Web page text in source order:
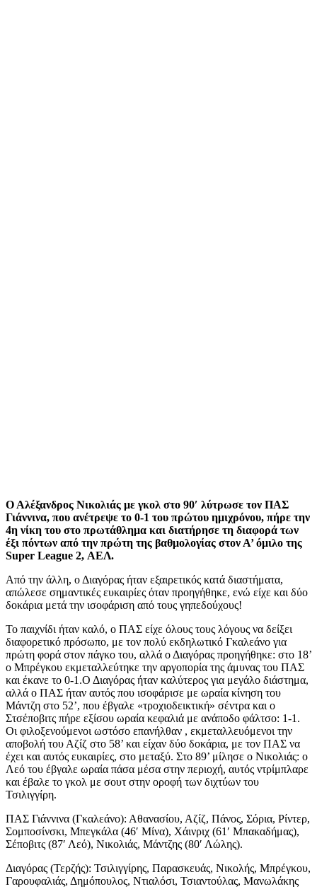
Ο Αλέξανδρος Νικολιάς με γκολ στο 90′ λύτρωσε τον ΠΑΣ
Γιάννινα, που ανέτρεψε το 0-1 του πρώτου ημιχρόνου, πήρε την
4η νίκη του στο πρωτάθλημα και διατήρησε τη διαφορά των
έξι πόντων από την πρώτη της βαθμολογίας στον Α’ όμιλο της
Super League 2, ΑΕΛ.
Από την άλλη, ο Διαγόρας ήταν εξαιρετικός κατά διαστήματα,
απώλεσε σημαντικές ευκαιρίες όταν προηγήθηκε, ενώ είχε και δύο
δοκάρια μετά την ισοφάριση από τους γηπεδούχους!
Το παιχνίδι ήταν καλό, ο ΠΑΣ είχε όλους τους λόγους να δείξει
διαφορετικό πρόσωπο, με τον πολύ εκδηλωτικό Γκαλεάνο για
πρώτη φορά στον πάγκο του, αλλά ο Διαγόρας προηγήθηκε: στο 18’
ο Μπρέγκου εκμεταλλεύτηκε την αργοπορία της άμυνας του ΠΑΣ
και έκανε το 0-1.Ο Διαγόρας ήταν καλύτερος για μεγάλο διάστημα,
αλλά ο ΠΑΣ ήταν αυτός που ισοφάρισε με ωραία κίνηση του
Μάντζη στο 52’, που έβγαλε «τροχιοδεικτική» σέντρα και ο
Στσέποβιτς πήρε εξίσου ωραία κεφαλιά με ανάποδο φάλτσο: 1-1.
Οι φιλοξενούμενοι ωστόσο επανήλθαν , εκμεταλλευόμενοι την
αποβολή του Αζίζ στο 58’ και είχαν δύο δοκάρια, με τον ΠΑΣ να
έχει και αυτός ευκαιρίες, στο μεταξύ. Στο 89’ μίλησε ο Νικολιάς: ο
Λεό του έβγαλε ωραία πάσα μέσα στην περιοχή, αυτός ντρίμπλαρε
και έβαλε το γκολ με σουτ στην οροφή των διχτύων του
Τσιλιγγίρη.
ΠΑΣ Γιάννινα (Γκαλεάνο): Αθανασίου, Αζίζ, Πάνος, Σόρια, Ρίντερ,
Σομποσίνσκι, Μπεγκάλα (46′ Μίνα), Χάινριχ (61′ Μπακαδήμας),
Σέποβιτς (87′ Λεό), Νικολιάς, Μάντζης (80′ Λώλης).
Διαγόρας (Τερζής): Τσιλιγγίρης, Παρασκευάς, Νικολής, Μπρέγκου,
Γαρουφαλιάς, Δημόπουλος, Ντιαλόσι, Τσιαντούλας, Μανωλάκης